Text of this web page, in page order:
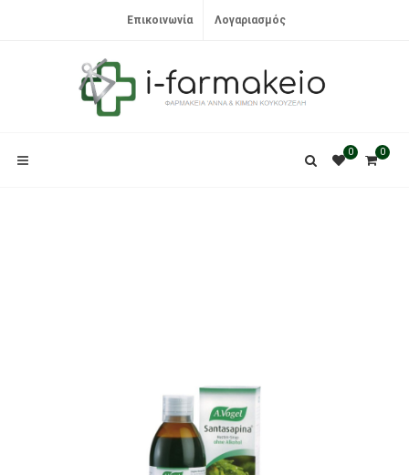
Επικοινωνία Λογαριασμός
0
0